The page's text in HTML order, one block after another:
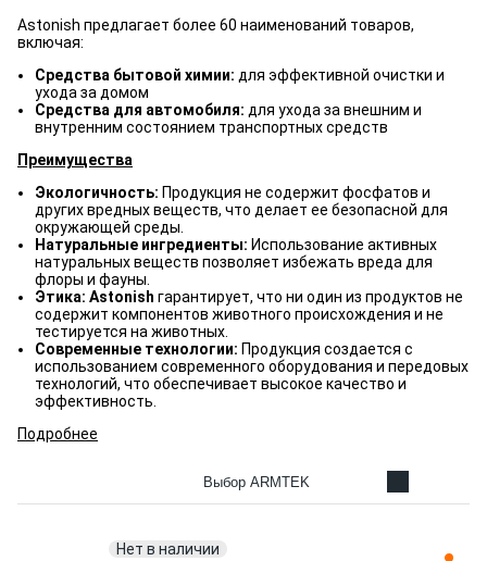
Astonish предлагает более 60 наименований товаров,
включая:
Средства бытовой химии: для эффективной очистки и
ухода за домом
Средства для автомобиля: для ухода за внешним и
внутренним состоянием транспортных средств
Преимущества
Экологичность: Продукция не содержит фосфатов и
других вредных веществ, что делает ее безопасной для
окружающей среды.
Натуральные ингредиенты: Использование активных
натуральных веществ позволяет избежать вреда для
флоры и фауны.
Этика: Astonish гарантирует, что ни один из продуктов не
содержит компонентов животного происхождения и не
тестируется на животных.
Современные технологии: Продукция создается с
использованием современного оборудования и передовых
технологий, что обеспечивает высокое качество и
эффективность.
Подробнее
Выбор ARMTEK
Нет в наличии